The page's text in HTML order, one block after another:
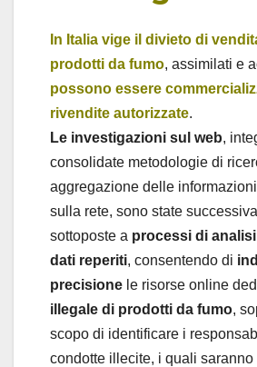
In Italia vige il divieto di
prodotti da fumo, assimilati e
possono essere
rivendite autorizzate.
Le investigazioni sul web,
consolidate metodologie di
aggregazione delle
sulla rete, sono state
sottoposte a processi di
dati reperiti, consentendo di
precisione le risorse online
illegale di prodotti da fumo,
scopo di identificare i
condotte illecite, i quali saranno